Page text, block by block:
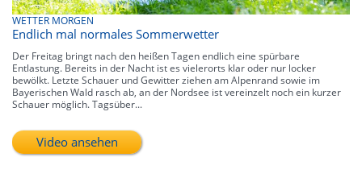
WETTER MORGEN
Endlich mal normales Sommerwetter
Der Freitag bringt nach den heißen Tagen endlich eine spürbare
Entlastung. Bereits in der Nacht ist es vielerorts klar oder nur locker
bewölkt. Letzte Schauer und Gewitter ziehen am Alpenrand sowie im
Bayerischen Wald rasch ab, an der Nordsee ist vereinzelt noch ein kurzer
Schauer möglich. Tagsüber...
Video ansehen